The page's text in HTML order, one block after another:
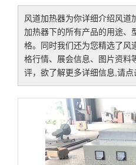
风道加热器为你详细介绍风道
加热器下的所有产品的用途、
格。同时我们还为您精选了风
格行情、展会信息、图片资料
评，欲了解更多详细信息,请点